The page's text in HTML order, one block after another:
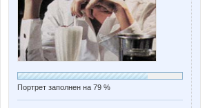
Портрет заполнен на 79 %